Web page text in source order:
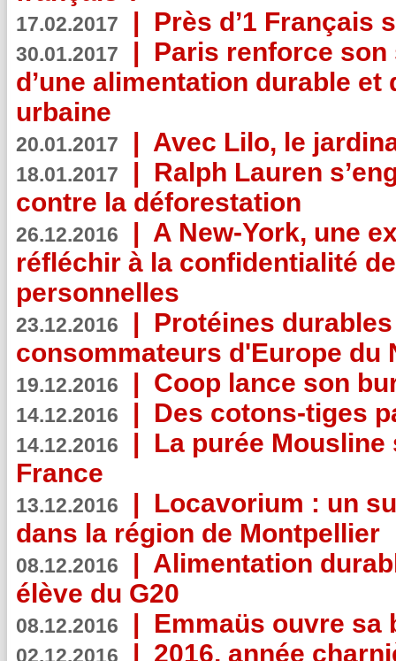
17.02.2017 | Près d’1 Français
30.01.2017 | Paris renforce
d’une alimentation durable et
urbaine
20.01.2017 | Avec Lilo, le
18.01.2017 | Ralph Lauren
contre la déforestation
26.12.2016 | A New-York, une
réfléchir à la confidentialité
personnelles
23.12.2016 | Protéines
consommateurs d'Europe du
19.12.2016 | Coop lance son
14.12.2016 | Des cotons-tiges
14.12.2016 | La purée
France
13.12.2016 | Locavorium : un
dans la région de Montpellier
08.12.2016 | Alimentation
élève du G20
08.12.2016 | Emmaüs ouvre sa
02.12.2016 | 2016, année